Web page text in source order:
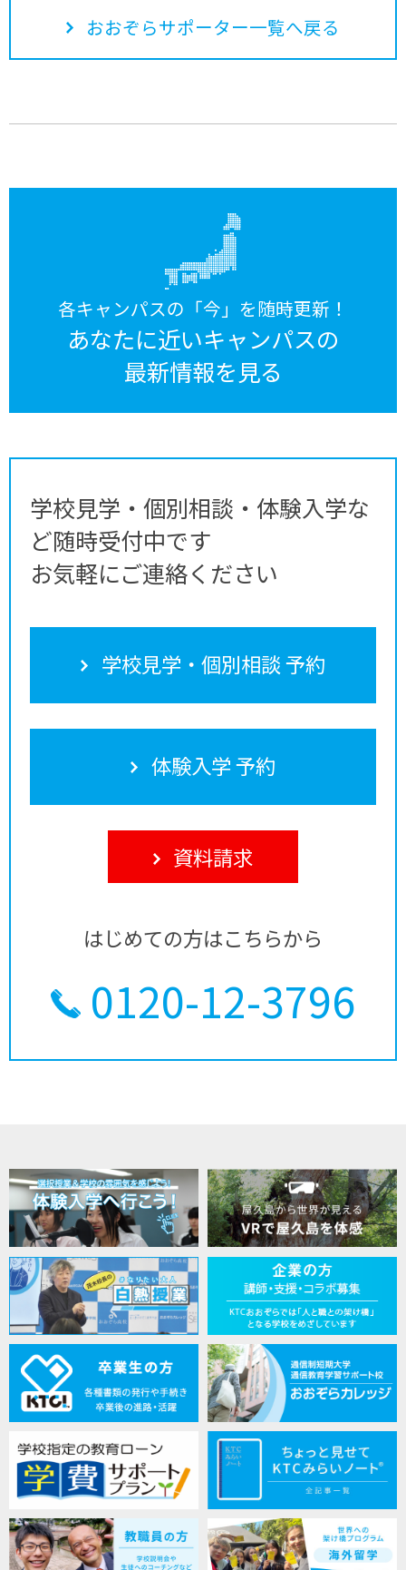
おおぞらサポーター一覧へ戻る
各キャンパスの「今」を随時更新！
あなたに近いキャンパスの
最新情報を見る
学校見学・個別相談・体験入学な
ど随時受付中です
お気軽にご連絡ください
学校見学・個別相談 予約
体験入学 予約
資料請求
はじめての方はこちらから
0120-12-3796